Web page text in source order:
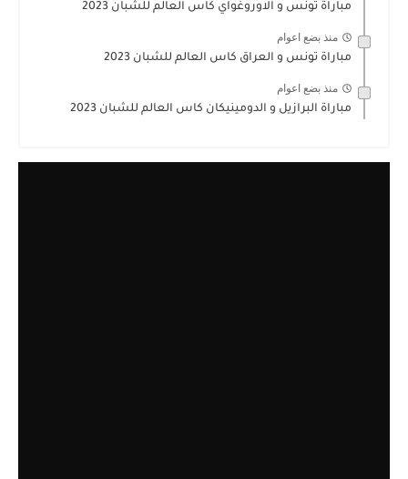
مباراة تونس و الاوروغواي كاس العالم للشبان 2023
منذ بضع اعوام
مباراة تونس و العراق كاس العالم للشبان 2023
منذ بضع اعوام
مباراة البرازيل و الدومينيكان كاس العالم للشبان 2023